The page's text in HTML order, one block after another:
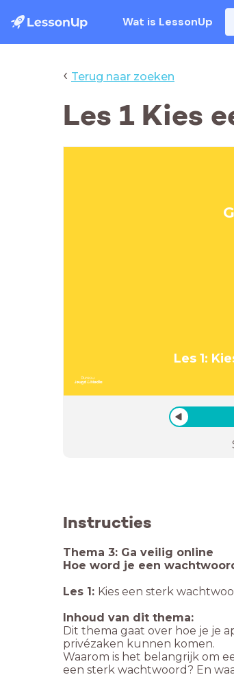
Wat is LessonUp
‹ Terug naar zoeken
Les 1 Kies
Les 1:
Instructies
Thema 3: Ga veilig online
Hoe word je een
Les 1: Kies een sterk
Inhoud van dit thema:
Dit thema gaat over hoe je je
privézaken kunnen komen.
Waarom is het belangrijk om
een sterk wachtwoord? En